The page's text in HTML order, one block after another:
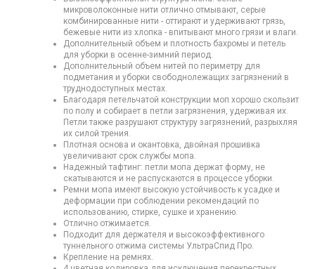
микроволоконные нити отлично отмывают, серые
комбинированные нити - оттирают и удерживают грязь,
бежевые нити из хлопка - впитывают много грязи и влаги.
Дополнительный объем и плотность бахромы и петель
для уборки в осенне-зимний период.
Дополнительный объем нитей по периметру для
подметания и уборки свободнолежащих загрязнений в
труднодоступных местах.
Благодаря петельчатой конструкции моп хорошо скользит
по полу и собирает в петли загрязнения, удерживая их.
Петли также разрушают структуру загрязнений, разрыхляя
их силой трения.
Плотная основа и окантовка, двойная прошивка
увеличивают срок службы мопа.
Надежный тафтинг: петли мопа держат форму, не
скатываются и не распускаются в процессе уборки.
Ремни мопа имеют высокую устойчивость к усадке и
деформации при соблюдении рекомендаций по
использованию, стирке, сушке и хранению.
Отлично отжимается.
Подходит для держателя и высокоэффективного
туннельного отжима системы УльтраСпид Про.
Крепление на ремнях.